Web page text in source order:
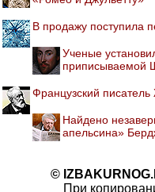
В продажу поступила
Ученые
приписываемой
Французский
Найдено
апельсина»
©
При